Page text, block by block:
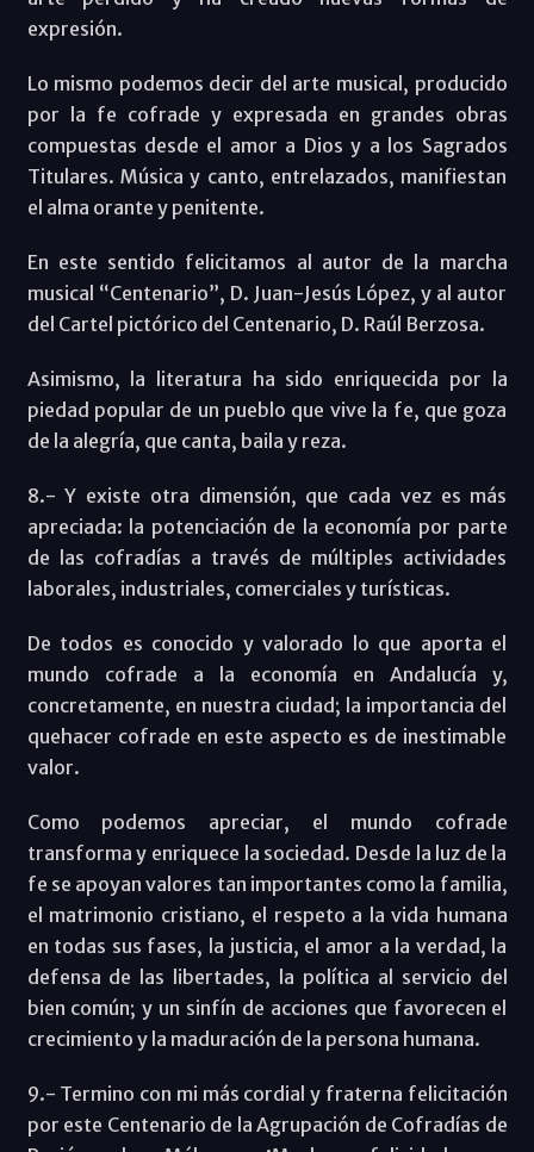
expresión.
Lo mismo podemos decir del arte musical, producido
por la fe cofrade y expresada en grandes obras
compuestas desde el amor a Dios y a los Sagrados
Titulares. Música y canto, entrelazados, manifiestan
el alma orante y penitente.
En este sentido felicitamos al autor de la marcha
musical “Centenario”, D. Juan-Jesús López, y al autor
del Cartel pictórico del Centenario, D. Raúl Berzosa.
Asimismo, la literatura ha sido enriquecida por la
piedad popular de un pueblo que vive la fe, que goza
de la alegría, que canta, baila y reza.
8.- Y existe otra dimensión, que cada vez es más
apreciada: la potenciación de la economía por parte
de las cofradías a través de múltiples actividades
laborales, industriales, comerciales y turísticas.
De todos es conocido y valorado lo que aporta el
mundo cofrade a la economía en Andalucía y,
concretamente, en nuestra ciudad; la importancia del
quehacer cofrade en este aspecto es de inestimable
valor.
Como podemos apreciar, el mundo cofrade
transforma y enriquece la sociedad. Desde la luz de la
fe se apoyan valores tan importantes como la familia,
el matrimonio cristiano, el respeto a la vida humana
en todas sus fases, la justicia, el amor a la verdad, la
defensa de las libertades, la política al servicio del
bien común; y un sinfín de acciones que favorecen el
crecimiento y la maduración de la persona humana.
9.- Termino con mi más cordial y fraterna felicitación
por este Centenario de la Agrupación de Cofradías de